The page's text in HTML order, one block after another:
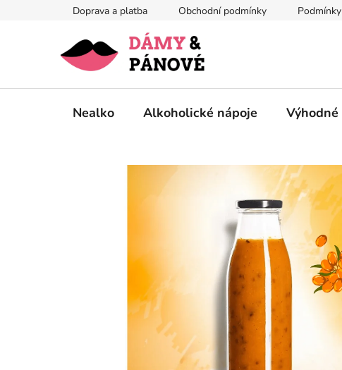
Doprava a platba Obchodní podmínky
Nealko Alkoholické nápoje